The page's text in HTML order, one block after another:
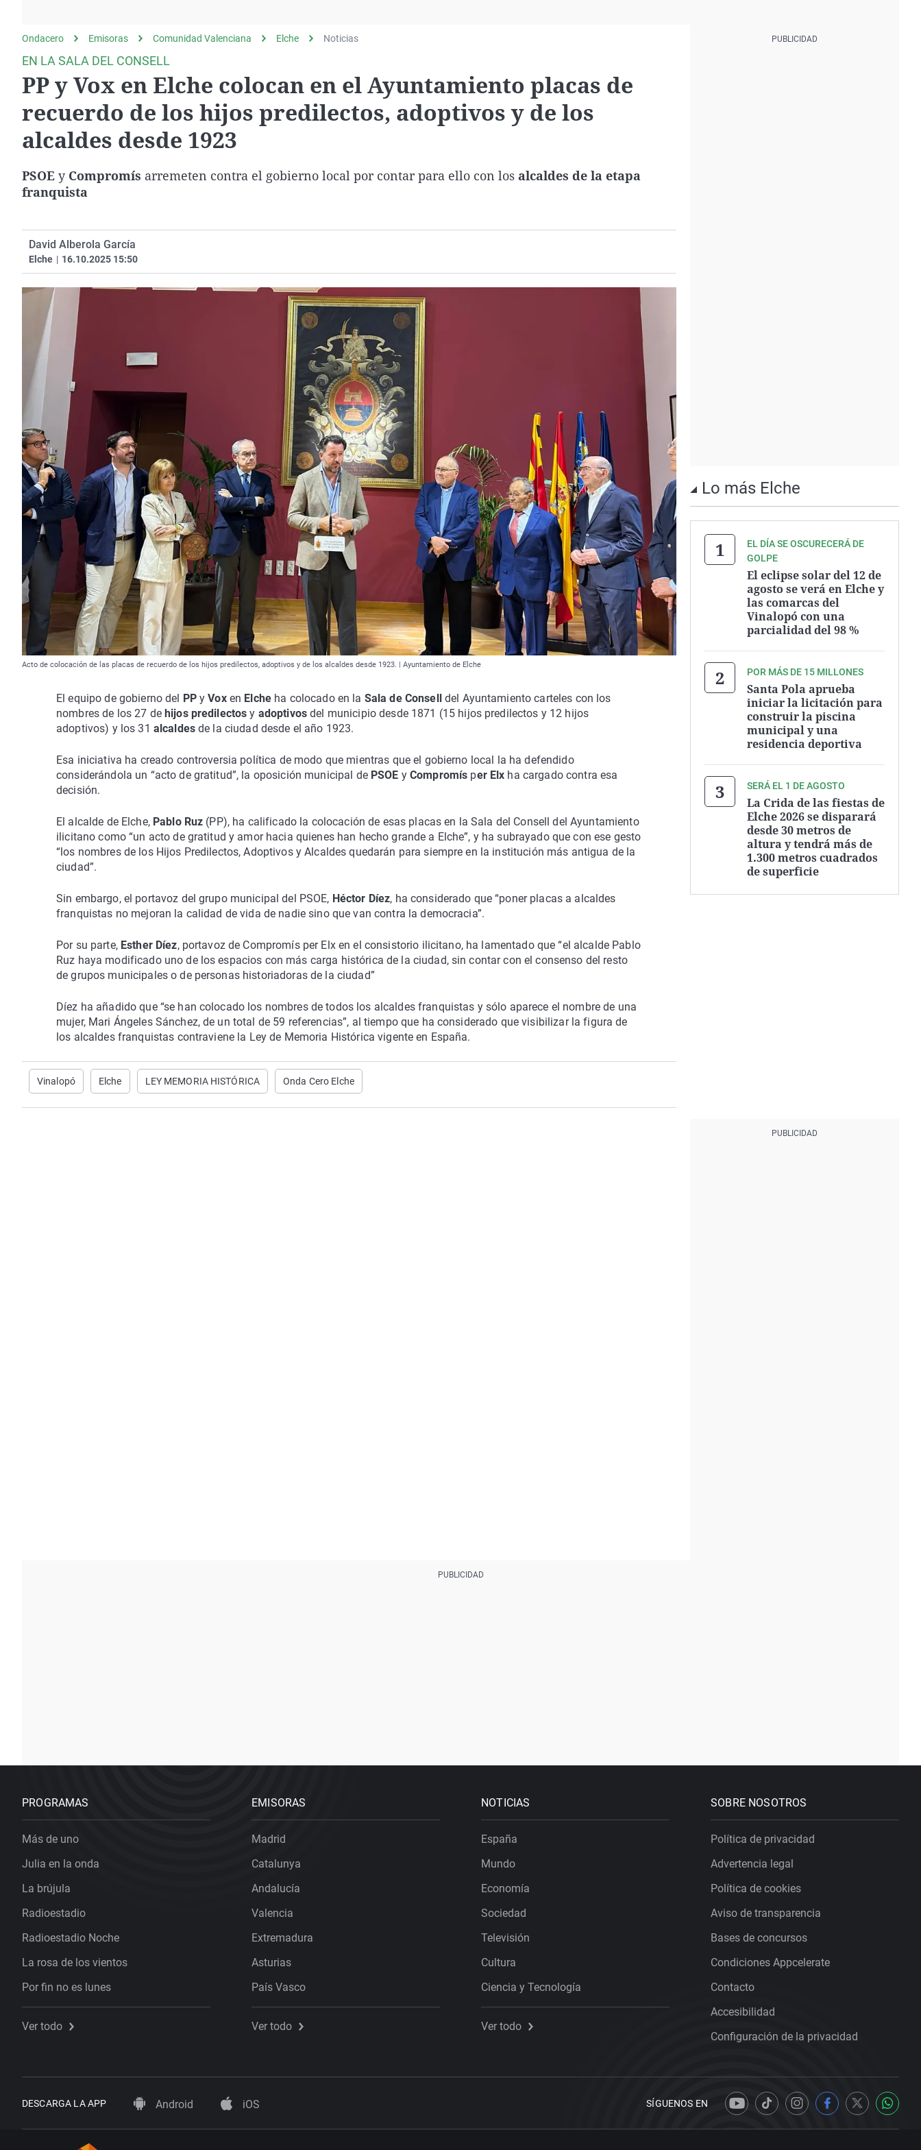
gato
Operación Viuda
Negra
Navarra
Ondacero Emisoras Comunidad Valenciana Elche Noticias
EN LA SALA DEL CONSELL
PP y Vox en Elche colocan en el Ayuntamiento placas de
recuerdo de los hijos predilectos, adoptivos y de los
alcaldes desde 1923
PSOE y Compromís arremeten contra el gobierno local por contar para ello con los alcaldes de la etapa
franquista
David Alberola García
Elche | 16.10.2025 15:50
Acto de colocación de las placas de recuerdo de los hijos predilectos, adoptivos y de los alcaldes desde 1923. | Ayuntamiento de Elche
El equipo de gobierno del PPyVox en Elche ha colocado en la Sala de Consell
del Ayuntamiento carteles con los
nombres de los 27 de hijos predilectos y adoptivosdel municipio desde 1871 (15 hijos predilectos y 12 hijos
adoptivos) y los 31 alcaldesde la ciudad desde el año 1923.
Esa iniciativa ha creado controversia política de modo que mientras que el gobierno local la ha defendido
considerándola un “acto de gratitud”, la oposición municipal de PSOE y Compromís per Elx ha cargado contra esa
decisión.
El alcalde de Elche, Pablo Ruz (PP), ha calificado la colocación de esas placas en la Sala del Consell del Ayuntamiento
ilicitano como “un acto de gratitud y amor hacia quienes han hecho grande a Elche”, y ha subrayado que con ese gesto
“los nombres de los Hijos Predilectos, Adoptivos y Alcaldes quedarán para siempre en la institución más antigua de la
ciudad”.
Sin embargo, el portavoz del grupo municipal del PSOE, Héctor Díez, ha considerado que “poner placas a alcaldes
franquistas no mejoran la calidad de vida de nadie sino que van contra la democracia”.
Por su parte, Esther Díez, portavoz de Compromís per Elx en el consistorio ilicitano, ha lamentado que “el alcalde Pablo
Ruz haya modificado uno de los espacios con más carga histórica de la ciudad, sin contar con el consenso del resto
de grupos municipales o de personas historiadoras de la ciudad”
Díez ha añadido que “se han colocado los nombres de todos los alcaldes franquistas y sólo aparece el nombre de una
mujer, Mari Ángeles Sánchez, de un total de 59 referencias”, al tiempo que ha considerado que visibilizar la figura de
los alcaldes franquistas contraviene la Ley de Memoria Histórica vigente en España.
Vinalopó Elche LEY MEMORIA HISTÓRICA Onda Cero Elche
Lo más Elche
EL DÍA SE OSCURECERÁ DE
GOLPE
El eclipse solar del 12 de
agosto se verá en Elche y
las comarcas del
Vinalopó con una
parcialidad del 98 %
POR MÁS DE 15 MILLONES
Santa Pola aprueba
iniciar la licitación para
construir la piscina
municipal y una
residencia deportiva
SERÁ EL 1 DE AGOSTO
La Crida de las fiestas de
Elche 2026 se disparará
desde 30 metros de
altura y tendrá más de
1.300 metros cuadrados
de superficie
PROGRAMAS
Más de uno
Julia en la onda
La brújula
Radioestadio
Radioestadio Noche
La rosa de los vientos
Por fin no es lunes
Ver todo
EMISORAS
Madrid
Catalunya
Andalucía
Valencia
Extremadura
Asturias
País Vasco
Ver todo
NOTICIAS
España
Mundo
Economía
Sociedad
Televisión
Cultura
Ciencia y Tecnología
Ver todo
SOBRE NOSOTROS
Política de privacidad
Advertencia legal
Política de cookies
Aviso de transparencia
Bases de concursos
Condiciones Appcelerate
Contacto
Accesibilidad
Configuración de la privacidad
DESCARGA LA APP Android iOS SÍGUENOS EN